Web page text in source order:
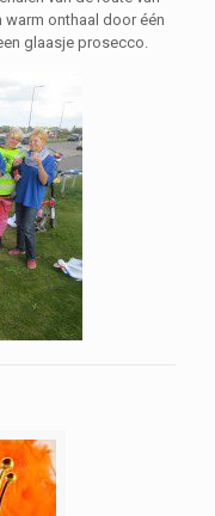
warm onthaal door één
glaasje prosecco.